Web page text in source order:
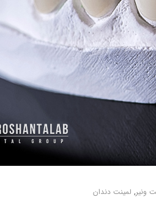
ونیر, لمینت دندان